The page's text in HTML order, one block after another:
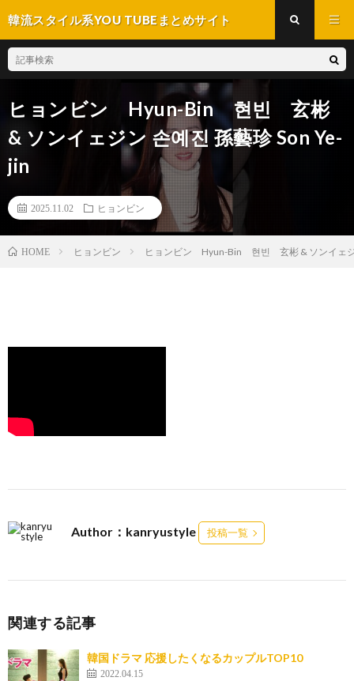
韓流スタイル系YOU TUBEまとめサイト
ヒョンビン Hyun-Bin 현빈 玄彬
& ソンイェジン 손예진 孫藝珍 Son Ye-
jin
2025.11.02 ヒョンビン
HOME ヒョンビン ヒョンビン Hyun-Bin 현빈 玄彬 & ソンイェジ
Author：kanryustyle 投稿一覧
関連する記事
韓国ドラマ 応援したくなるカップルTOP10
2022.04.15